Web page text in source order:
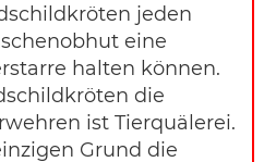
jeden
eine
halten können.
die
ist Tierquälerei.
Grund die